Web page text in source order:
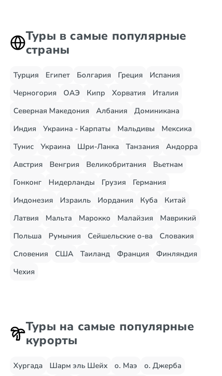
Туры в самые популярные
страны
Турция Египет Болгария Греция
Испания
Черногория
ОАЭ Кипр Хорватия
Италия
Северная Македония
Албания
Доминикана
Индия
Украина - Карпаты Мальдивы
Мексика
Тунис
Украина Шри-Ланка Танзания
Андорра
Австрия
Венгрия Великобритания
Вьетнам
Гонконг
Нидерланды Грузия
Германия
Индонезия
Израиль Иордания Куба
Китай
Латвия
Мальта Марокко Малайзия
Маврикий
Польша
Румыния Сейшельские о-ва
Словакия
Словения
США Таиланд Франция
Финляндия
Чехия
Туры на самые популярные
курорты
Хургада Шарм эль Шейх о. Маэ
о. Джерба